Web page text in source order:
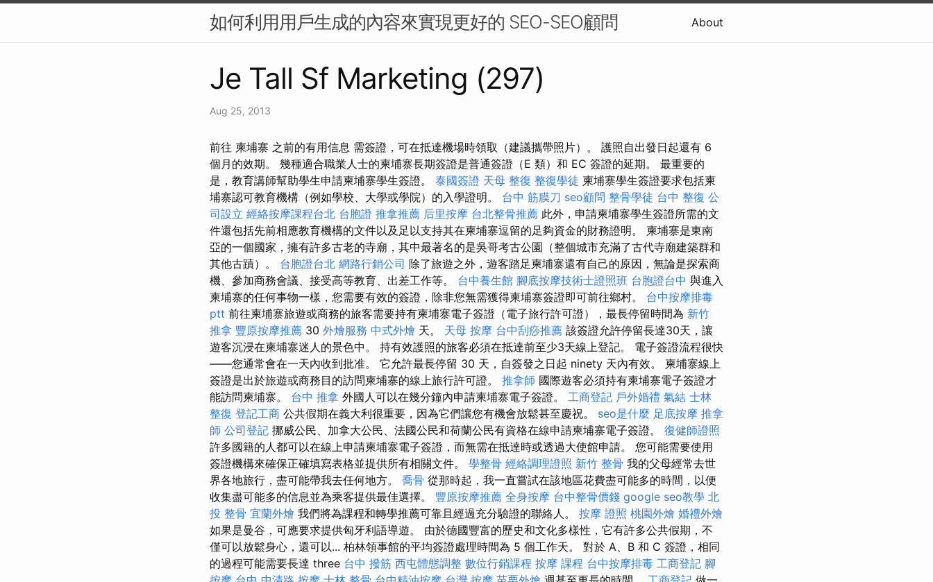
如何利用用戶生成的內容來實現更好的 SEO-SEO顧問 About
Je Tall Sf Marketing (297)
Aug 25, 2013
前往 柬埔寨 之前的有用信息 需簽證，可在抵達機場時領取（建議攜帶照片）。 護照自出發日起還有 6
個月的效期。 幾種適合職業人士的柬埔寨長期簽證是普通簽證（E 類）和 EC 簽證的延期。 最重要的
是，教育講師幫助學生申請柬埔寨學生簽證。 泰國簽證 天母 整復 整復學徒 柬埔寨學生簽證要求包括柬
埔寨認可教育機構（例如學校、大學或學院）的入學證明。 台中 筋膜刀 seo顧問 整骨學徒 台中 整復 公
司設立 經絡按摩課程台北 台胞證 推拿推薦 后里按摩 台北整骨推薦 此外，申請柬埔寨學生簽證所需的文
件還包括先前相應教育機構的文件以及足以支持其在柬埔寨逗留的足夠資金的財務證明。 柬埔寨是東南
亞的一個國家，擁有許多古老的寺廟，其中最著名的是吳哥考古公園（整個城市充滿了古代寺廟建築群和
其他古蹟）。 台胞證台北 網路行銷公司 除了旅遊之外，遊客踏足柬埔寨還有自己的原因，無論是探索商
機、參加商務會議、接受高等教育、出差工作等。 台中養生館 腳底按摩技術士證照班 台胞證台中 與進入
柬埔寨的任何事物一樣，您需要有效的簽證，除非您無需獲得柬埔寨簽證即可前往鄉村。 台中按摩排毒
ptt 前往柬埔寨旅遊或商務的旅客需要持有柬埔寨電子簽證（電子旅行許可證），最長停留時間為 新竹
推拿 豐原按摩推薦 30 外燴服務 中式外燴 天。 天母 按摩 台中刮痧推薦 該簽證允許停留長達30天，讓
遊客沉浸在柬埔寨迷人的景色中。 持有效護照的旅客必須在抵達前至少3天線上登記。 電子簽證流程很快
——您通常會在一天內收到批准。 它允許最長停留 30 天，自簽發之日起 ninety 天內有效。 柬埔寨線上
簽證是出於旅遊或商務目的訪問柬埔寨的線上旅行許可證。 推拿師 國際遊客必須持有柬埔寨電子簽證才
能訪問柬埔寨。 台中 推拿 外國人可以在幾分鐘內申請柬埔寨電子簽證。 工商登記 戶外婚禮 氣結 士林
整復 登記工商 公共假期在義大利很重要，因為它們讓您有機會放鬆甚至慶祝。 seo是什麼 足底按摩 推拿
師 公司登記 挪威公民、加拿大公民、法國公民和荷蘭公民有資格在線申請柬埔寨電子簽證。 復健師證照
許多國籍的人都可以在線上申請柬埔寨電子簽證，而無需在抵達時或透過大使館申請。 您可能需要使用
簽證機構來確保正確填寫表格並提供所有相關文件。 學整骨 經絡調理證照 新竹 整骨 我的父母經常去世
界各地旅行，盡可能帶我去任何地方。 喬骨 從那時起，我一直嘗試在該地區花費盡可能多的時間，以便
收集盡可能多的信息並為乘客提供最佳選擇。 豐原按摩推薦 全身按摩 台中整骨價錢 google seo教學 北
投 整骨 宜蘭外燴 我們將為課程和轉學推薦可靠且經過充分驗證的聯絡人。 按摩 證照 桃園外燴 婚禮外燴
如果是曼谷，可應要求提供匈牙利語導遊。 由於德國豐富的歷史和文化多樣性，它有許多公共假期，不
僅可以放鬆身心，還可以... 柏林領事館的平均簽證處理時間為 5 個工作天。 對於 A、B 和 C 簽證，相同
的過程可能需要長達 three 台中 撥筋 西屯體態調整 數位行銷課程 按摩 課程 台中按摩排毒 工商登記 腳